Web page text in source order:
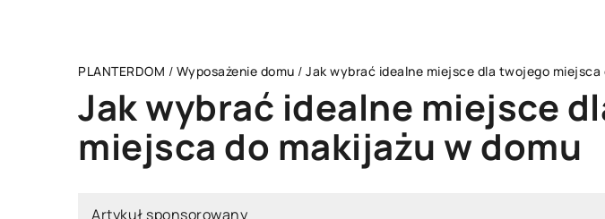
PLANTERDOM / Wyposażenie domu / Jak wybrać idealne miejsce dla twojego miejsca
Jak wybrać idealne miejsce
miejsca do makijażu w domu
Artykuł sponsorowany
DOMU WYPOSAŻENIE DOMU